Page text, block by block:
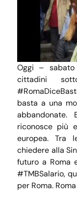
Oggi –
cittadini
basta a una
riconosce più
europea. Tra
chiedere alla
futuro a Roma
#TMBSalario,
per Roma.